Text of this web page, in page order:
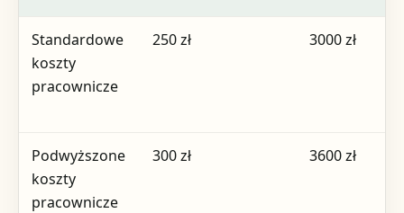
Standardowe
koszty
pracownicze
250 zł 3000 zł
Podwyższone
koszty
pracownicze
300 zł 3600 zł